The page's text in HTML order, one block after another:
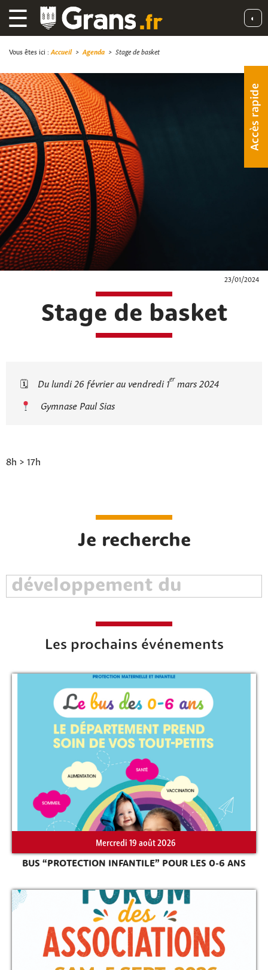
☰ ◐
Accès rapide
Rechercher sur le site
Vous êtes ici : Accueil> Agenda > Stage de basket
23/01/2024
Stage de basket
🗓 Du lundi 26 février au vendredi 1ermars 2024
Gymnase Paul Sias
8h > 17h
Je recherche
Les prochains événements
Mercredi 19 août 2026
BUS “PROTECTION INFANTILE” POUR LES 0-6 ANS